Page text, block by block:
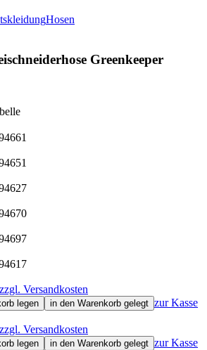
Hosen
Greenkeeper
Versandkosten
legen in den Warenkorb gelegt zur Kasse
Versandkosten
legen in den Warenkorb gelegt zur Kasse